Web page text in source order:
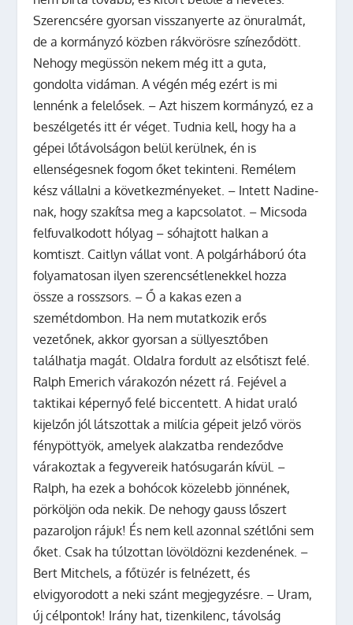
Szerencsére gyorsan visszanyerte az önuralmát,
de a kormányzó közben rákvörösre színeződött.
Nehogy megüssön nekem még itt a guta,
gondolta vidáman. A végén még ezért is mi
lennénk a felelősek. – Azt hiszem kormányzó, ez a
beszélgetés itt ér véget. Tudnia kell, hogy ha a
gépei lőtávolságon belül kerülnek, én is
ellenségesnek fogom őket tekinteni. Remélem
kész vállalni a következményeket. – Intett Nadine-
nak, hogy szakítsa meg a kapcsolatot. – Micsoda
felfuvalkodott hólyag – sóhajtott halkan a
komtiszt. Caitlyn vállat vont. A polgárháború óta
folyamatosan ilyen szerencsétlenekkel hozza
össze a rosszsors. – Ő a kakas ezen a
szemétdombon. Ha nem mutatkozik erős
vezetőnek, akkor gyorsan a süllyesztőben
találhatja magát. Oldalra fordult az elsőtiszt felé.
Ralph Emerich várakozón nézett rá. Fejével a
taktikai képernyő felé biccentett. A hidat uraló
kijelzőn jól látszottak a milícia gépeit jelző vörös
fénypöttyök, amelyek alakzatba rendeződve
várakoztak a fegyvereik hatósugarán kívül. –
Ralph, ha ezek a bohócok közelebb jönnének,
pörköljön oda nekik. De nehogy gauss lőszert
pazaroljon rájuk! És nem kell azonnal szétlőni sem
őket. Csak ha túlzottan lövöldözni kezdenének. –
Bert Mitchels, a főtüzér is felnézett, és
elvigyorodott a neki szánt megjegyzésre. – Uram,
új célpontok! Irány hat, tizenkilenc, távolság